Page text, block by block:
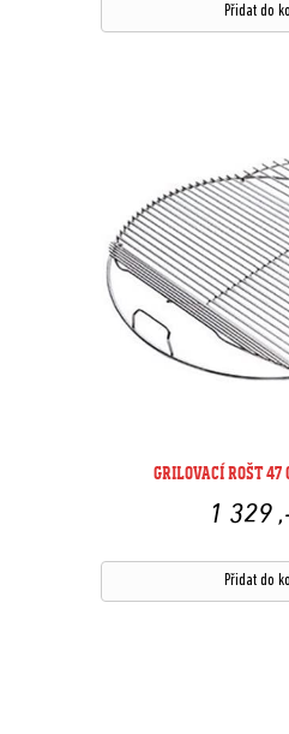
Přidat do
GRILOVACÍ ROŠT 47
1 329
Přidat do